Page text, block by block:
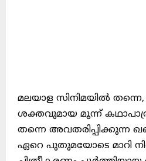
മലയാള സിനിമയിൽ
ശക്തവുമായ മൂന്ന്
തന്നെ അവതരിപ്പിക്കുന്ന
ഏറെ പുതുമയോടെ മാറി